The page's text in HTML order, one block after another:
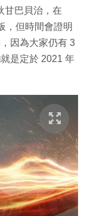
甘巴貝治，在
，但時間會證明
因為大家仍有 3
是定於 2021 年